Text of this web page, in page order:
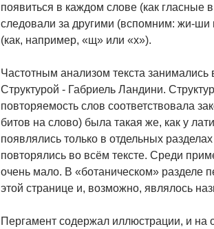
появиться в каждом слове (как гласные
следовали за другими (вспомним: жи-ши
(как, например, «щ» или «х»).
Частотным анализом текста
Структурой - Габриель Ландини.
повторяемость слов соответствовала
битов на слово) была такая же, как у
появлялись только в отдельных
повторялись во всём тексте. Среди
очень мало. В «ботаническом» разделе
этой странице и, возможно, являлось
Пергамент содержал иллюстрации, и на